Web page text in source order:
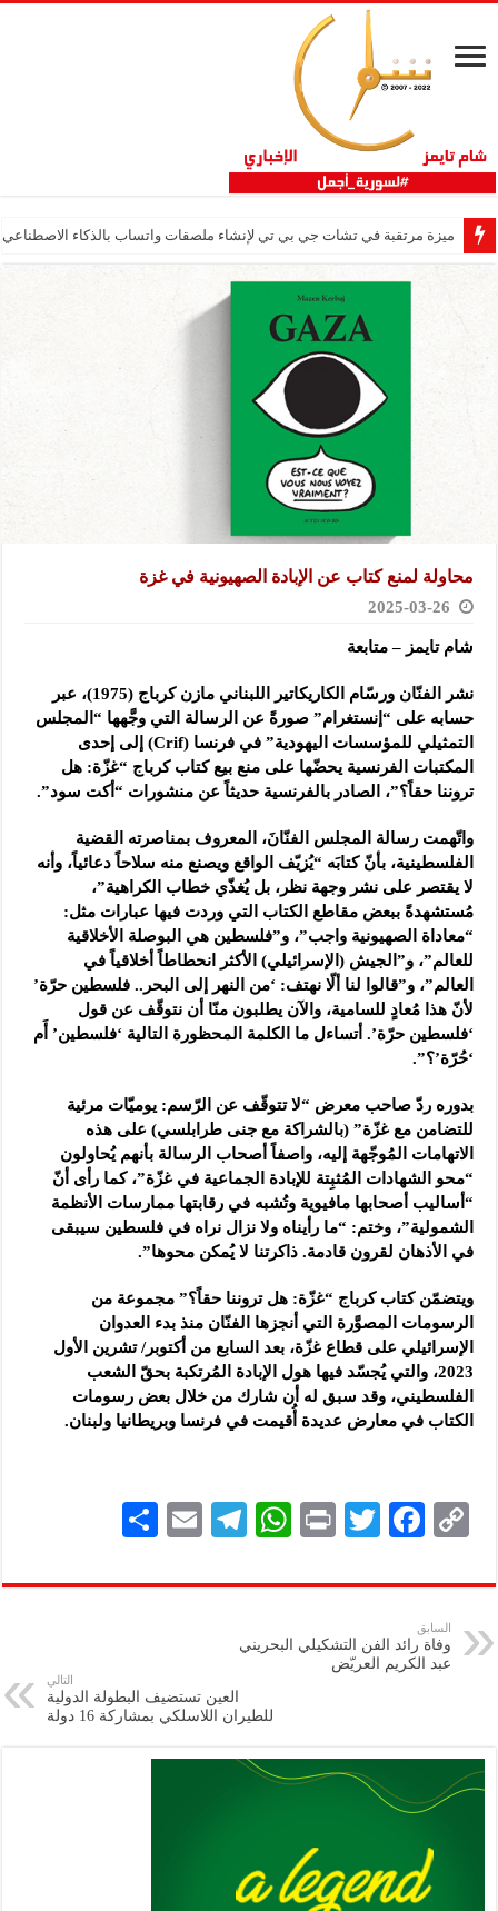
ميزة مرتقبة في تشات جي بي تي لإنشاء ملصقات واتساب بالذكاء الاصطناعي
محاولة لمنع كتاب عن الإبادة الصهيونية في غزة
2025-03-26
شام تايمز – متابعة
نشر الفنّان ورسّام الكاريكاتير اللبناني مازن كرباج (1975)، عبر
حسابه على “إنستغرام” صورةً عن الرسالة التي وجَّهها “المجلس
التمثيلي للمؤسسات اليهودية” في فرنسا (Crif) إلى إحدى
المكتبات الفرنسية يحضّها على منع بيع كتاب كرباج “غزّة: هل
تروننا حقاً؟”، الصادر بالفرنسية حديثاً عن منشورات “أكت سود”.
واتّهمت رسالة المجلس الفنّانَ، المعروف بمناصرته القضية
الفلسطينية، بأنّ كتابَه “يُزيّف الواقع ويصنع منه سلاحاً دعائياً، وأنه
لا يقتصر على نشر وجهة نظر، بل يُغذّي خطاب الكراهية”،
مُستشهدةً ببعض مقاطع الكتاب التي وردت فيها عبارات مثل:
“معاداة الصهيونية واجب”، و”فلسطين هي البوصلة الأخلاقية
للعالم”، و”الجيش (الإسرائيلي) الأكثر انحطاطاً أخلاقياً في
العالم”، و”قالوا لنا ألّا نهتف: ‘من النهر إلى البحر.. فلسطين حرّة’
لأنّ هذا مُعادٍ للسامية، والآن يطلبون منّا أن نتوقّف عن قول
‘فلسطين حرّة’. أتساءل ما الكلمة المحظورة التالية ‘فلسطين’ أَم
‘حُرّة’؟”.
بدوره ردّ صاحب معرض “لا تتوقّف عن الرّسم: يوميّات مرئية
للتضامن مع غزّة” (بالشراكة مع جنى طرابلسي) على هذه
الاتهامات المُوجّهة إليه، واصفاً أصحاب الرسالة بأنهم يُحاولون
“محو الشهادات المُثبِتة للإبادة الجماعية في غزّة”، كما رأى أنّ
“أساليب أصحابها مافيوية وتُشبه في رقابتها ممارسات الأنظمة
الشمولية”، وختم: “ما رأيناه ولا نزال نراه في فلسطين سيبقى
في الأذهان لقرون قادمة. ذاكرتنا لا يُمكن محوها”.
ويتضمّن كتاب كرباج “غزّة: هل تروننا حقاً؟” مجموعة من
الرسومات المصوَّرة التي أنجزها الفنّان منذ بدء العدوان
الإسرائيلي على قطاع غزّة، بعد السابع من أكتوبر/ تشرين الأول
2023، والتي يُجسّد فيها هول الإبادة المُرتكبة بحقّ الشعب
الفلسطيني، وقد سبق له أن شارك من خلال بعض رسومات
الكتاب في معارض عديدة أُقيمت في فرنسا وبريطانيا ولبنان.
C
p
y
Li
F
eb
k
T
tt
P
nt
W
at
A
p
p
Te
gr
E
ai
ar
السابق
وفاة رائد الفن التشكيلي البحريني
عبد الكريم العريّض
التالي
العين تستضيف البطولة الدولية
للطيران اللاسلكي بمشاركة 16 دولة